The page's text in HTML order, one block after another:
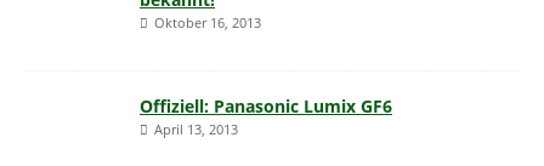
Oktober 16, 2013
Offiziell: Panasonic Lumix GF6
April 13, 2013